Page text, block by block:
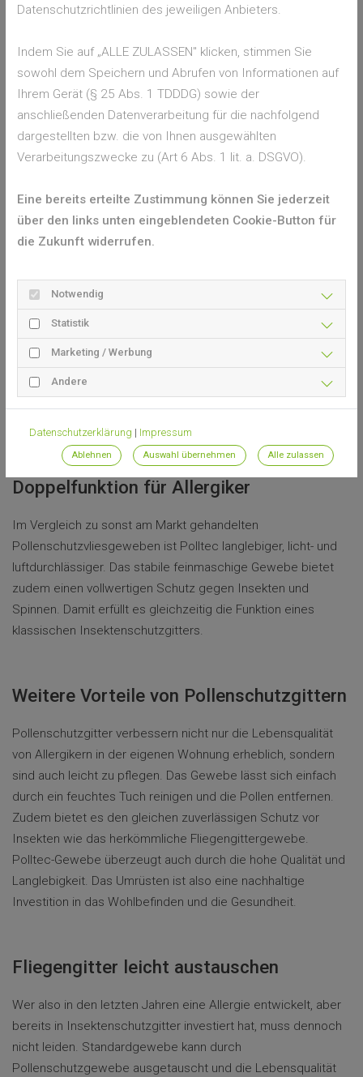
verdreckt sein, kann das Gewebe einfach mit dem
feuchten Lappen gereinigt werden.
Doch was, wenn man bereits in hochwertige Fliegengitter mit
Standardgewebe investiert hat?
Pollenschutzgewebe upgraden
So müssen keine neuen Rahmen extra angefertigt werden
und es kann dennoch ein zuverlässiger Schutz vor Pollen
gewährleistet werden. Das Polltec-Gewebe ist mit einer
speziellen Beschichtung versehen und verhindert so - je nach
Windgeschwindigkeit und Größe - das Eindringen von 90 bis
99 % der Pollen.
Raffiniertes Fliegengitter mit
Doppelfunktion für Allergiker
Im Vergleich zu sonst am Markt gehandelten
Pollenschutzvliesgeweben ist Polltec langlebiger, licht- und
luftdurchlässiger. Das stabile feinmaschige Gewebe bietet
zudem einen vollwertigen Schutz gegen Insekten und
Spinnen. Damit erfüllt es gleichzeitig die Funktion eines
klassischen Insektenschutzgitters.
Weitere Vorteile von Pollenschutzgittern
Pollenschutzgitter verbessern nicht nur die Lebensqualität
von Allergikern in der eigenen Wohnung erheblich, sondern
sind auch leicht zu pflegen. Das Gewebe lässt sich einfach
durch ein feuchtes Tuch reinigen und die Pollen entfernen.
Zudem bietet es den gleichen zuverlässigen Schutz vor
Insekten wie das herkömmliche Fliegengittergewebe.
Polltec-Gewebe überzeugt auch durch die hohe Qualität und
Langlebigkeit. Das Umrüsten ist also eine nachhaltige
Investition in das Wohlbefinden und die Gesundheit.
Fliegengitter leicht austauschen
Wer also in den letzten Jahren eine Allergie entwickelt, aber
bereits in Insektenschutzgitter investiert hat, muss dennoch
nicht leiden. Standardgewebe kann durch
Pollenschutzgewebe ausgetauscht und die Lebensqualität
Datenschutzrichtlinien des jeweiligen Anbieters.
Indem Sie auf „ALLE ZULASSEN" klicken, stimmen Sie
sowohl dem Speichern und Abrufen von Informationen auf
Ihrem Gerät (§ 25 Abs. 1 TDDDG) sowie der
anschließenden Datenverarbeitung für die nachfolgend
dargestellten bzw. die von Ihnen ausgewählten
Verarbeitungszwecke zu (Art 6 Abs. 1 lit. a. DSGVO).
Eine bereits erteilte Zustimmung können Sie jederzeit
über den links unten eingeblendeten Cookie-Button für
die Zukunft widerrufen.
Notwendig
Statistik
Marketing / Werbung
Andere
Datenschutzerklärung | Impressum
Ablehnen Auswahl übernehmen Alle zulassen